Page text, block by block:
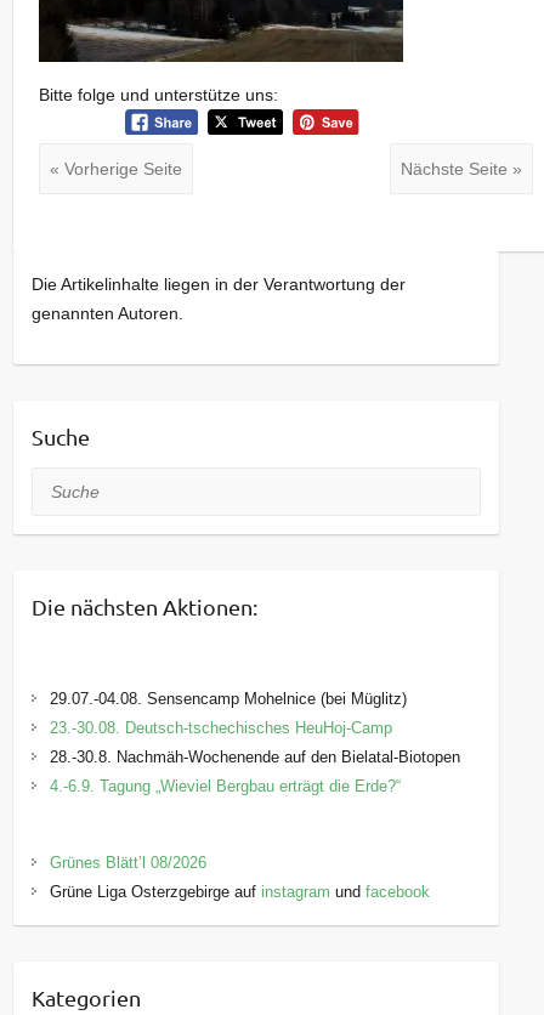
Bitte folge und unterstütze uns:
« Vorherige Seite Nächste Seite »
Die Artikelinhalte liegen in der Verantwortung der
genannten Autoren.
Suche
Suche
Die nächsten Aktionen:
29.07.-04.08. Sensencamp Mohelnice (bei Müglitz)
23.-30.08. Deutsch-tschechisches HeuHoj-Camp
28.-30.8. Nachmäh-Wochenende auf den Bielatal-Biotopen
4.-6.9. Tagung „Wieviel Bergbau erträgt die Erde?“
Grünes Blätt’l 08/2026
Grüne Liga Osterzgebirge auf instagram undfacebook
Kategorien